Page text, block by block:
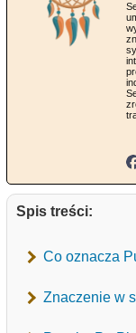
Spis treści:
Co oznacza
Znaczenie w